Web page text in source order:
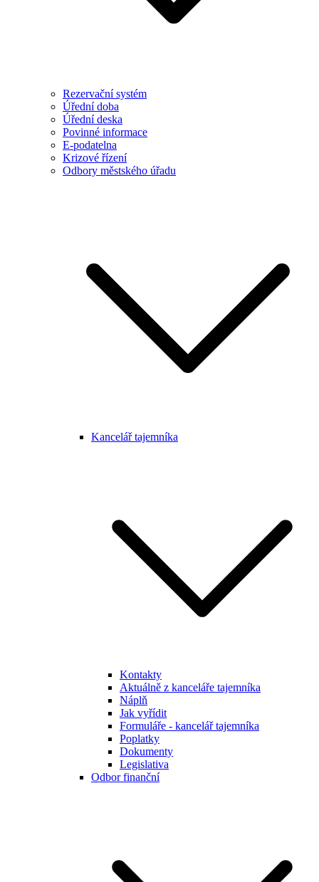
Rezervační systém
Úřední doba
Úřední deska
Povinné informace
E-podatelna
Krizové řízení
Odbory městského úřadu
Kancelář tajemníka
Kontakty
Aktuálně z kanceláře tajemníka
Náplň
Jak vyřídit
Formuláře - kancelář tajemníka
Poplatky
Dokumenty
Legislativa
Odbor finanční